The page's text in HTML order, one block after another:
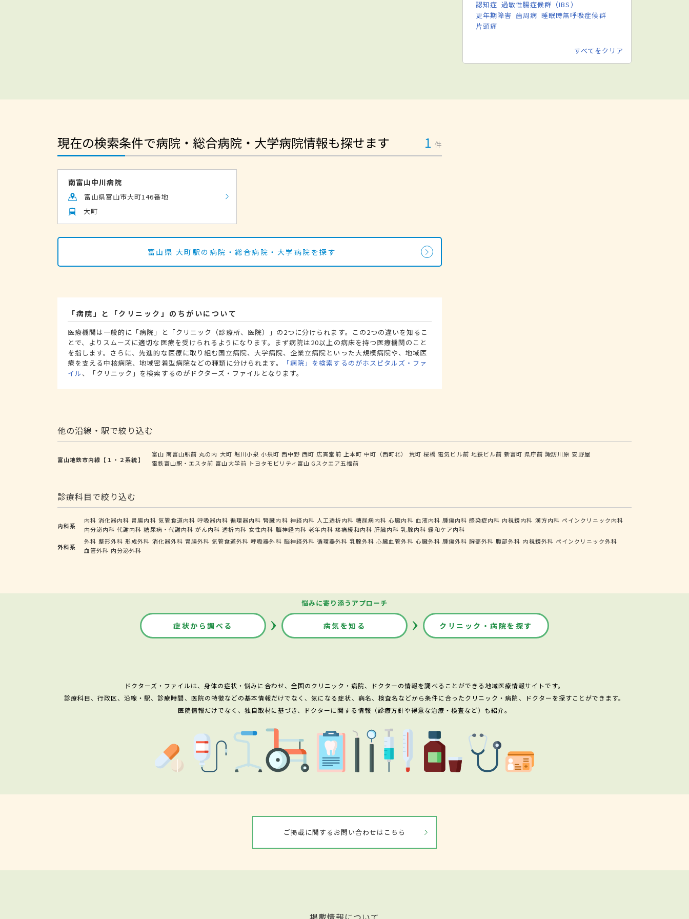
認知症 過敏性腸症候群（IBS）
更年期障害 歯周病 睡眠時無呼吸症候群
片頭痛
すべてをクリア
現在の検索条件で病院・総合病院・大学病院情報も探せます 1 件
南富山中川病院
富山県富山市大町146番地
大町
富山県 大町駅の病院・総合病院・大学病院を探す
「病院」と「クリニック」のちがいについて
医療機関は一般的に「病院」と「クリニック（診療所、医院）」の2つに分けられます。この2つの違いを知るこ
とで、よりスムーズに適切な医療を受けられるようになります。まず病院は20以上の病床を持つ医療機関のこと
を指します。さらに、先進的な医療に取り組む国立病院、大学病院、企業立病院といった大規模病院や、地域医
療を支える中核病院、地域密着型病院などの種類に分けられます。
「病院」を検索するのがホスピタルズ・ファ
イル、「クリニック」を検索するのがドクターズ・ファイルとなります。
他の沿線・駅で絞り込む
富山地鉄市内線【１・２系統】
富山 南富山駅前 丸の内 大町 堀川小泉 小泉町 西中野 西町 広貫堂前 上本町 中町（西町北） 荒町 桜橋 電気ビル前 地鉄ビル前 新富町 県庁前 諏訪川原 安野屋
電鉄富山駅・エスタ前 富山大学前 トヨタモビリティ富山 Gスクエア五福前
診療科目で絞り込む
内科系
内科 消化器内科 胃腸内科 気管食道内科 呼吸器内科 循環器内科 腎臓内科 神経内科 人工透析内科 糖尿病内科 心臓内科 血液内科 腫瘍内科 感染症内科 内視鏡内科 漢方内科 ペインクリニック内科
内分泌内科 代謝内科 糖尿病・代謝内科 がん内科 透析内科 女性内科 脳神経内科 老年内科 疼痛緩和内科 肝臓内科 乳腺内科 緩和ケア内科
外科系
外科 整形外科 形成外科 消化器外科 胃腸外科 気管食道外科 呼吸器外科 脳神経外科 循環器外科 乳腺外科 心臓血管外科 心臓外科 腫瘍外科 胸部外科 腹部外科 内視鏡外科 ペインクリニック外科
血管外科 内分泌外科
悩みに寄り添うアプローチ
症状から調べる 病気を知る クリニック・病院を探す
ドクターズ・ファイルは、身体の症状・悩みに合わせ、全国のクリニック・病院、ドクターの情報を調べることができる地域医療情報サイトです。
診療科目、行政区、沿線・駅、診療時間、医院の特徴などの基本情報だけでなく、気になる症状、病名、検査名などから条件に合ったクリニック・病院、ドクターを探すことができます。
医院情報だけでなく、独自取材に基づき、ドクターに関する情報（診療方針や得意な治療・検査など）も紹介。
ご掲載に関するお問い合わせはこちら